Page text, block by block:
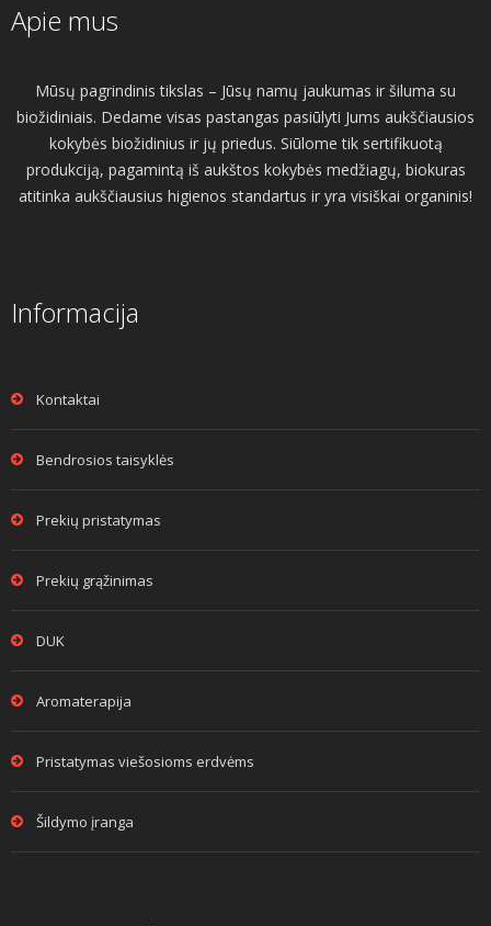
Apie mus
Mūsų pagrindinis tikslas – Jūsų namų jaukumas ir šiluma su
biožidiniais. Dedame visas pastangas pasiūlyti Jums aukščiausios
kokybės biožidinius ir jų priedus. Siūlome tik sertifikuotą
produkciją, pagamintą iš aukštos kokybės medžiagų, biokuras
atitinka aukščiausius higienos standartus ir yra visiškai organinis!
Informacija
Kontaktai
Bendrosios taisyklės
Prekių pristatymas
Prekių grąžinimas
DUK
Aromaterapija
Pristatymas viešosioms erdvėms
Šildymo įranga